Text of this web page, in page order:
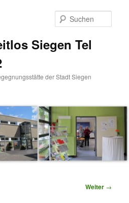
Siegen Tel
der Stadt Siegen
Weiter →